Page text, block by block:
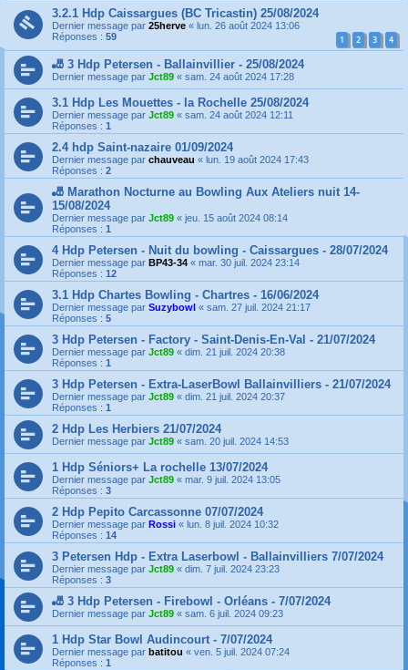
3.2.1 Hdp Caissargues (BC Tricastin) 25/08/2024
Dernier message par 25herve « lun. 26 août 2024 13:06
Réponses : 59 1 2 3 4
🎳 3 Hdp Petersen - Ballainvillier - 25/08/2024
Dernier message par Jct89 « sam. 24 août 2024 17:28
3.1 Hdp Les Mouettes - la Rochelle 25/08/2024
Dernier message par Jct89 « sam. 24 août 2024 12:11
Réponses : 1
2.4 hdp Saint-nazaire 01/09/2024
Dernier message par chauveau « lun. 19 août 2024 17:43
Réponses : 2
🎳 Marathon Nocturne au Bowling Aux Ateliers nuit 14-
15/08/2024
Dernier message par Jct89 « jeu. 15 août 2024 08:14
Réponses : 1
4 Hdp Petersen - Nuit du bowling - Caissargues - 28/07/2024
Dernier message par BP43-34 « mar. 30 juil. 2024 23:14
Réponses : 12
3.1 Hdp Chartes Bowling - Chartres - 16/06/2024
Dernier message par Suzybowl « sam. 27 juil. 2024 21:17
Réponses : 5
3 Hdp Petersen - Factory - Saint-Denis-En-Val - 21/07/2024
Dernier message par Jct89 « dim. 21 juil. 2024 20:38
Réponses : 1
3 Hdp Petersen - Extra-LaserBowl Ballainvilliers - 21/07/2024
Dernier message par Jct89 « dim. 21 juil. 2024 20:37
Réponses : 1
2 Hdp Les Herbiers 21/07/2024
Dernier message par Jct89 « sam. 20 juil. 2024 14:53
1 Hdp Séniors+ La rochelle 13/07/2024
Dernier message par Jct89 « mar. 9 juil. 2024 13:05
Réponses : 3
2 Hdp Pepito Carcassonne 07/07/2024
Dernier message par Rossi « lun. 8 juil. 2024 10:32
Réponses : 14
3 Petersen Hdp - Extra Laserbowl - Ballainvilliers 7/07/2024
Dernier message par Jct89 « dim. 7 juil. 2024 23:23
Réponses : 3
🎳 3 Hdp Petersen - Firebowl - Orléans - 7/07/2024
Dernier message par Jct89 « sam. 6 juil. 2024 09:23
1 Hdp Star Bowl Audincourt - 7/07/2024
Dernier message par batitou « ven. 5 juil. 2024 07:24
Réponses : 1